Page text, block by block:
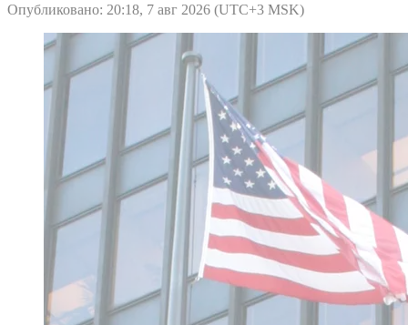
Опубликовано: 20:18, 7 авг 2026 (UTC+3 MSK)